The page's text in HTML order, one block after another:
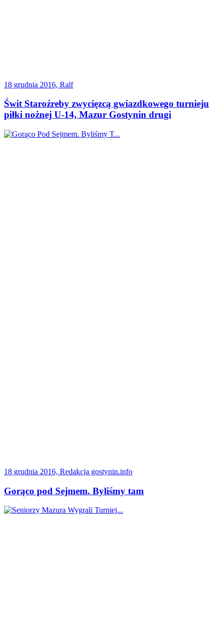
18 grudnia 2016, Ralf
Świt Staroźreby zwycięzcą gwiazdkowego turnieju
piłki nożnej U-14, Mazur Gostynin drugi
18 grudnia 2016, Redakcja gostynin.info
Gorąco pod Sejmem. Byliśmy tam